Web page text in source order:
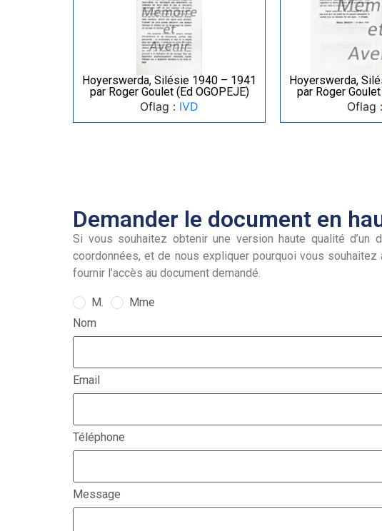
Hoyerswerda, Silésie 1940 – 1941
par Roger Goulet (Ed OGOPEJE)
Oflag : IVD
Hoyerswerda,
par Roger
Oflag :
Demander le document en
Si vous souhaitez obtenir une version haute qualité
coordonnées, et de nous expliquer pourquoi vous
fournir l’accès au document demandé.
M.
Mme
Nom
Email
Téléphone
Message